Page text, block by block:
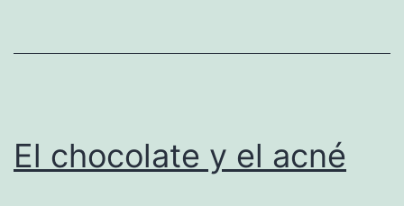
El chocolate y el acné